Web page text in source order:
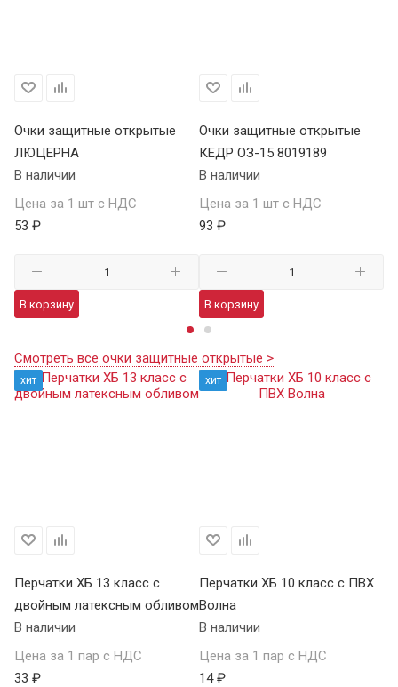
Очки защитные открытые
ЛЮЦЕРНА
В наличии
Цена за 1 шт с НДС
53 ₽
В корзину
Очки защитные открытые
КЕДР ОЗ-15 8019189
В наличии
Цена за 1 шт с НДС
93 ₽
В корзину
Смотреть все очки защитные открытые >
хит
Перчатки ХБ 13 класс с
двойным латексным обливом
В наличии
Цена за 1 пар с НДС
33 ₽
хит
Перчатки ХБ 10 класс с ПВХ
Волна
В наличии
Цена за 1 пар с НДС
14 ₽